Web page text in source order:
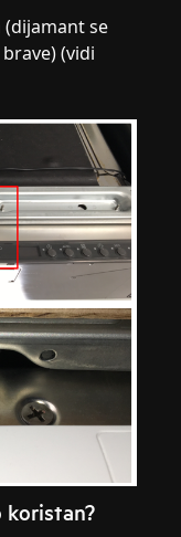
(dijamant se
(vidi
koristan?